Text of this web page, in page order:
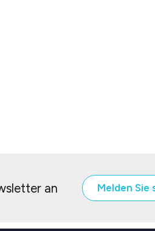
an Melden Sie